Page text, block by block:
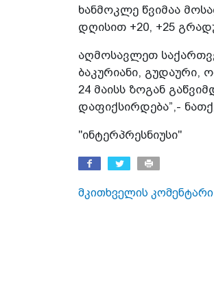
ხანმოკლე წვიმაა
დღისით +20, +25
აღმოსავლეთ
ბაკურიანი,
24 მაისს ზოგან
დაფიქსირდება”,-
"ინტერპრესნიუსი"
მკითხველის კომენტარი